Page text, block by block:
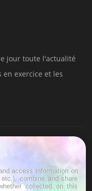
jour toute l'actualité
exercice et les
access information on
combine and share
collected on this